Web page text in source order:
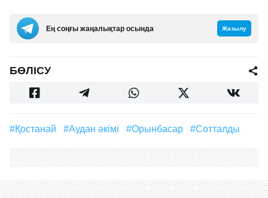
Ең соңғы жаңалықтар осында Жазылу
БӨЛІСУ
#Қостанай #аудан әкімі #орынбасар #сотталды